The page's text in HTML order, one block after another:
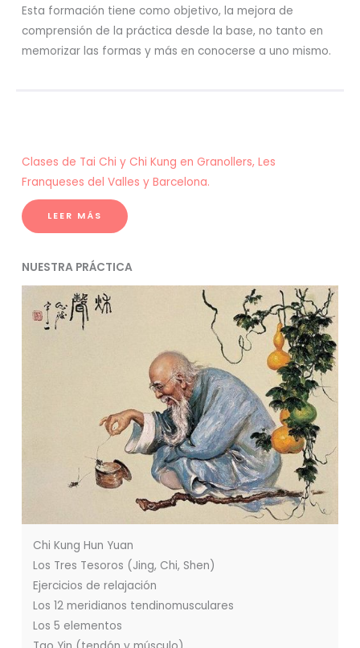
Esta formación tiene como objetivo, la mejora de
comprensión de la práctica desde la base, no tanto en
memorizar las formas y más en conocerse a uno mismo.
Clases de Tai Chi y Chi Kung en Granollers, Les
Franqueses del Valles y Barcelona.
LEER MÁS
NUESTRA PRÁCTICA
Chi Kung Hun Yuan
Los Tres Tesoros (Jing, Chi, Shen)
Ejercicios de relajación
Los 12 meridianos tendinomusculares
Los 5 elementos